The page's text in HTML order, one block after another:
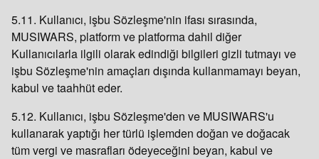
5.11. Kullanıcı, işbu Sözleşme'nin ifası sırasında,
MUSIWARS, platform ve platforma dahil diğer
Kullanıcılarla ilgili olarak edindiği bilgileri gizli tutmayı ve
işbu Sözleşme'nin amaçları dışında kullanmamayı beyan,
kabul ve taahhüt eder.
5.12. Kullanıcı, işbu Sözleşme'den ve MUSIWARS'u
kullanarak yaptığı her türlü işlemden doğan ve doğacak
tüm vergi ve masrafları ödeyeceğini beyan, kabul ve